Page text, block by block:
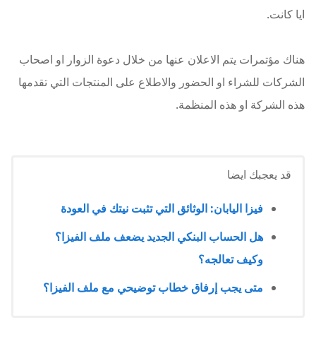
ايا كانت.
هناك مؤتمرات يتم الاعلان عنها من خلال دعوة الزوار او اصحاب
الشركات للشراء او الحضور والاطلاع على المنتجات التي تقدمها
هذه الشركة او هذه المنظمة.
قد يعجبك ايضا
فيزا اليابان: الوثائق التي تثبت نيتك في العودة
هل الحساب البنكي الجديد يضعف ملف الفيزا؟
وكيف تعالجه؟
متى يجب إرفاق خطاب توضيحي مع ملف الفيزا؟